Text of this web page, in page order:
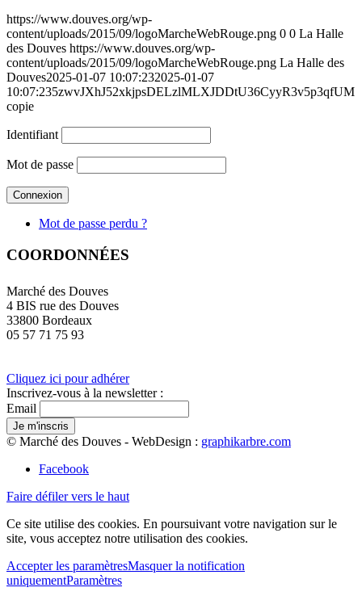
https://www.douves.org/wp-
content/uploads/2015/09/logoMarcheWebRouge.png 0 0 La Halle
des Douves https://www.douves.org/wp-
content/uploads/2015/09/logoMarcheWebRouge.png La Halle des
Douves2025-01-07 10:07:232025-01-07
10:07:235zwvJXhJ52xkjpsDELzlMLXJDDtU36CyyR3v5p3qfUM
copie
Identifiant
Mot de passe
Mot de passe perdu ?
COORDONNÉES
Marché des Douves
4 BIS rue des Douves
33800 Bordeaux
05 57 71 75 93
Cliquez ici pour adhérer
Inscrivez-vous à la newsletter :
Email
© Marché des Douves - WebDesign : graphikarbre.com
Facebook
Faire défiler vers le haut
Ce site utilise des cookies. En poursuivant votre navigation sur le
site, vous acceptez notre utilisation des cookies.
Accepter les paramètresMasquer la notification
uniquementParamètres